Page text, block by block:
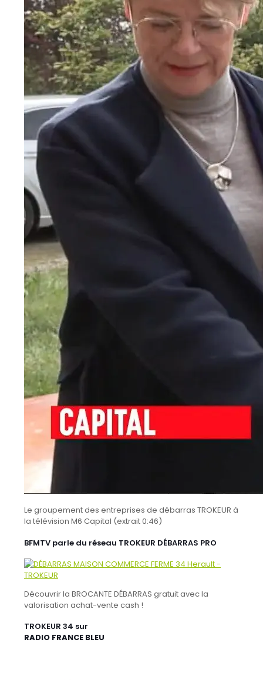
Le groupement des entreprises de débarras TROKEUR à
la télévision M6 Capital (extrait 0:46)
BFMTV parle du réseau TROKEUR DÉBARRAS PRO
Découvrir la BROCANTE DÉBARRAS gratuit avec la
valorisation achat-vente cash !
TROKEUR 34 sur
RADIO FRANCE BLEU